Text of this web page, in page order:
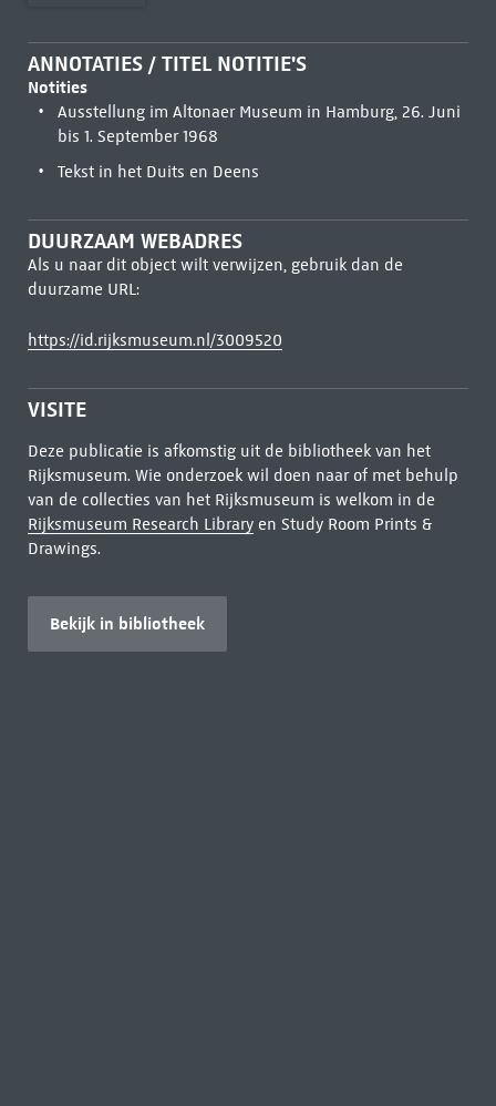
ANNOTATIES / TITEL NOTITIE'S
Notities
Ausstellung im Altonaer Museum in Hamburg, 26. Juni
bis 1. September 1968
Tekst in het Duits en Deens
DUURZAAM WEBADRES
Als u naar dit object wilt verwijzen, gebruik dan de
duurzame URL:
https://id.rijksmuseum.nl/3009520
VISITE
Deze publicatie is afkomstig uit de bibliotheek van het
Rijksmuseum. Wie onderzoek wil doen naar of met behulp
van de collecties van het Rijksmuseum is welkom in de
Rijksmuseum Research Libraryen Study Room Prints &
Drawings.
Bekijk in bibliotheek